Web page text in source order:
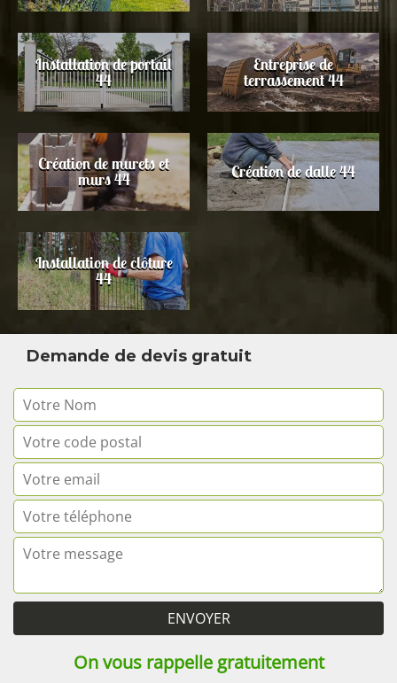
Installation de portail
44
Entreprise de
terrassement 44
Création de murets et
murs 44 Création de dalle 44
Installation de clôture
44
Demande de devis gratuit
On vous rappelle gratuitement